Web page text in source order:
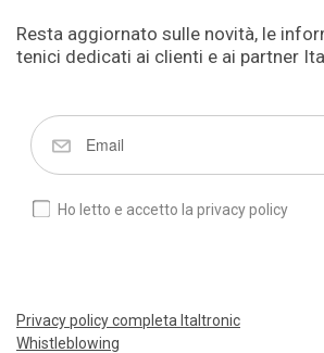
Resta aggiornato sulle novità, le
tenici dedicati ai clienti e ai partner
Ho letto e accetto la privacy policy
Privacy policy completa Italtronic
Whistleblowing